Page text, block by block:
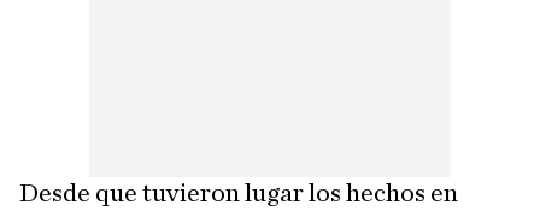
Desde que tuvieron lugar los hechos en